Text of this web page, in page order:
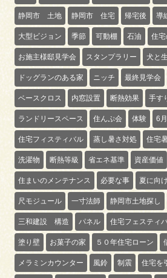
静岡市 土地 静岡市 住宅 帰宅後 導
大型ビジョン 季節 可動棚 石油 住
お施主様邸見学会 スタンプラリー 犬と
ドッグランのある家 ニッチ 最終見学会
ベースクロス 内窓設置 断熱効果 手す
ランドリースペース 住んぷ会 体験 6
住宅フィスティバル 蒸し暑さ対処 住宅
洗濯物 断熱等級 省エネ基準 資産価値
住まいのメンテナンス 必要な事 夏に向
尺モジュール 一寸法師 静岡市土地探し
三和建設 構造 パネル 住宅フェスティ
塗り壁 お菓子の家 ５０年住宅ローン
メラミンカウンター 風鈴 制震 住宅を